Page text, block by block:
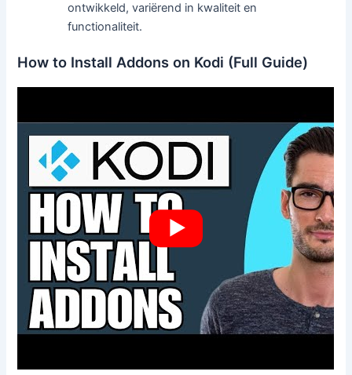
ontwikkeld, variërend in kwaliteit en
functionaliteit.
How to Install Addons on Kodi (Full Guide)